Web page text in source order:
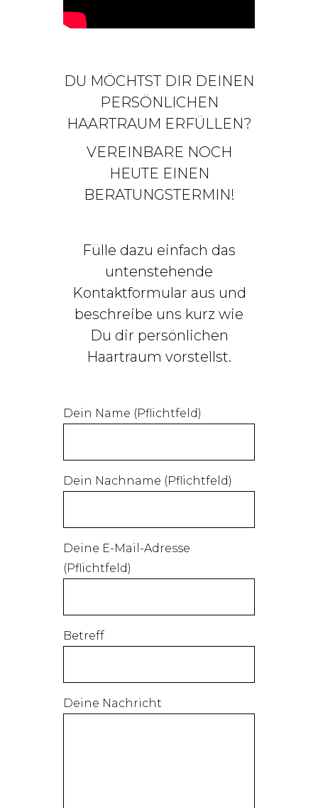
DU MÖCHTST DIR DEINEN
PERSÖNLICHEN
HAARTRAUM ERFÜLLEN?
VEREINBARE NOCH
HEUTE EINEN
BERATUNGSTERMIN!
Fülle dazu einfach das
untenstehende
Kontaktformular aus und
beschreibe uns kurz wie
Du dir persönlichen
Haartraum vorstellst.
Dein Name (Pflichtfeld)
Dein Nachname (Pflichtfeld)
Deine E-Mail-Adresse
(Pflichtfeld)
Betreff
Deine Nachricht